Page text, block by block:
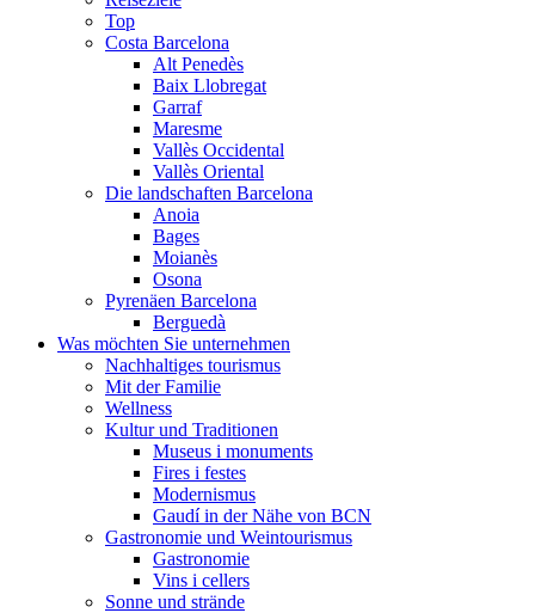
Top
Costa Barcelona
Alt Penedès
Baix Llobregat
Garraf
Maresme
Vallès Occidental
Vallès Oriental
Die landschaften Barcelona
Anoia
Bages
Moianès
Osona
Pyrenäen Barcelona
Berguedà
Was möchten Sie unternehmen
Nachhaltiges tourismus
Mit der Familie
Wellness
Kultur und Traditionen
Museus i monuments
Fires i festes
Modernismus
Gaudí in der Nähe von BCN
Gastronomie und Weintourismus
Gastronomie
Vins i cellers
Sonne und strände